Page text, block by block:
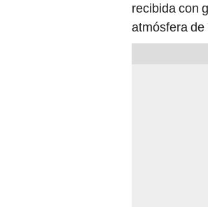
recibida con
atmósfera de